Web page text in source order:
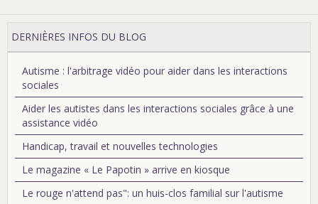
DERNIÈRES INFOS DU BLOG
Autisme : l'arbitrage vidéo pour aider dans les interactions
sociales
Aider les autistes dans les interactions sociales grâce à une
assistance vidéo
Handicap, travail et nouvelles technologies
Le magazine « Le Papotin » arrive en kiosque
Le rouge n'attend pas": un huis-clos familial sur l'autisme